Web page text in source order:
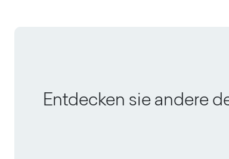
Entdecken sie andere